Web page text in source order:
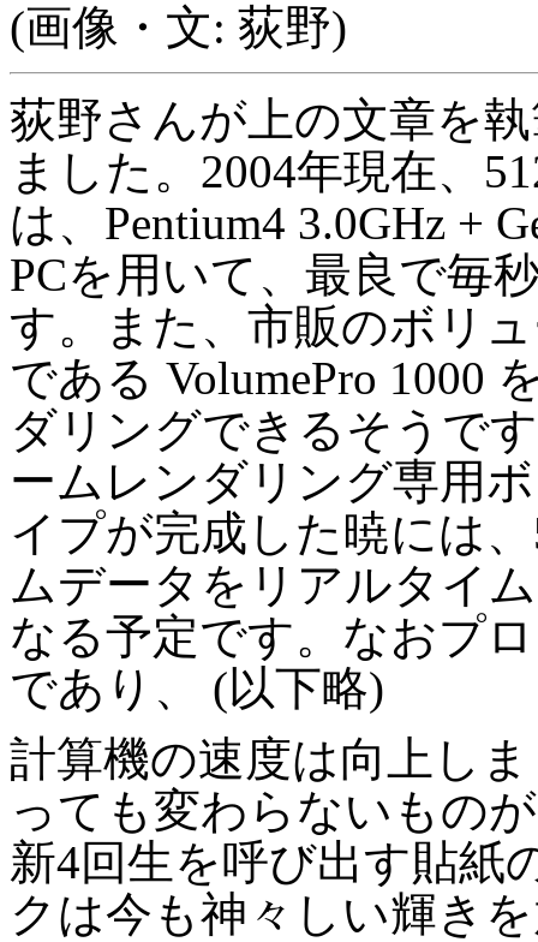
(画像・文: 荻野)
荻野さんが上の文章を
ました。2004年現在、
は、Pentium4 3.0GHz +
PCを用いて、最良で毎
す。また、市販のボリ
である VolumePro 1000
ダリングできるそうで
ームレンダリング専用
イプが完成した暁には
ムデータをリアルタイ
なる予定です。なおプ
であり、 (以下略)
計算機の速度は向上し
っても変わらないもの
新4回生を呼び出す貼紙
クは今も神々しい輝き